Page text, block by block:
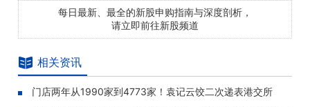
每日最新、最全的新股申购指南与深度剖析，
请立即前往新股频道
相关资讯
门店两年从1990家到4773家！袁记云饺二次递表港交所